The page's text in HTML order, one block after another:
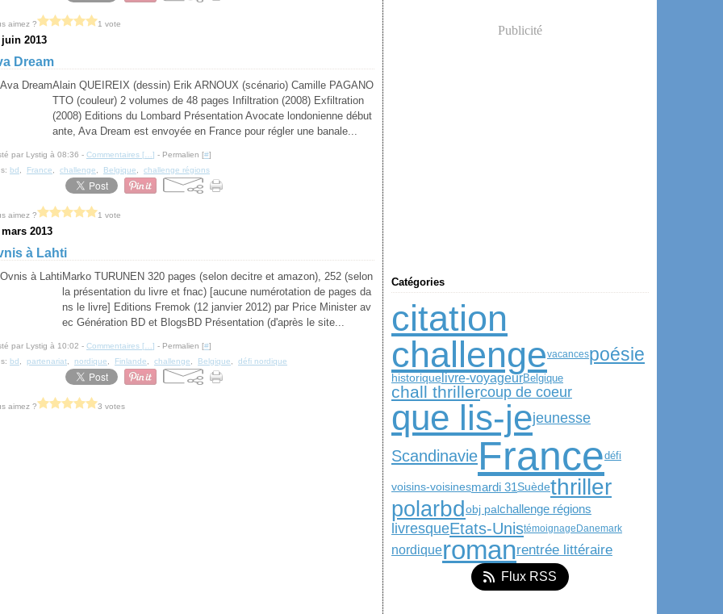
aimez ? 1 vote
juin 2013
Dream
Alain QUEIREIX (dessin) Erik ARNOUX (scénario) Camille PAGANO
TTO (couleur) 2 volumes de 48 pages Infiltration (2008) Exfiltration
(2008) Editions du Lombard Présentation Avocate londonienne début
ante, Ava Dream est envoyée en France pour régler une banale...
par Lystig à 08:36 - Commentaires [ ] - Permalien [#]
bd France challenge Belgique challenge régions
aimez ? 1 vote
2013
à Lahti
Marko TURUNEN 320 pages (selon decitre et amazon), 252 (selon
la présentation du livre et fnac) [aucune numérotation de pages da
ns le livre] Editions Fremok (12 janvier 2012) par Price Minister av
ec Génération BD et BlogsBD Présentation (d'après le site...
par Lystig à 10:02 - Commentaires [ ] - Permalien [#]
bd partenariat nordique Finlande challenge Belgique défi nordique
aimez ? 3 votes
Publicité
Catégories
citation
challengevacancespoésie
historique livre-voyageurBelgique
chall thrillercoup de coeur
que lis-jejeunesse
ScandinavieFrancedéfi
voisins-voisinesmardi 31Suèdethriller
polarbdobj palchallenge régions
livresqueEtats-Unistémoignage Danemark
nordiqueromanrentrée littéraire
Flux RSS